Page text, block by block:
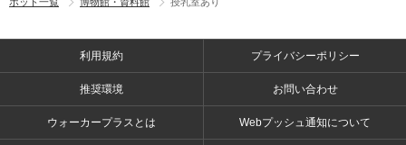
利用規約 プライバシーポリシー
推奨環境 お問い合わせ
ウォーカープラスとは Webプッシュ通知について